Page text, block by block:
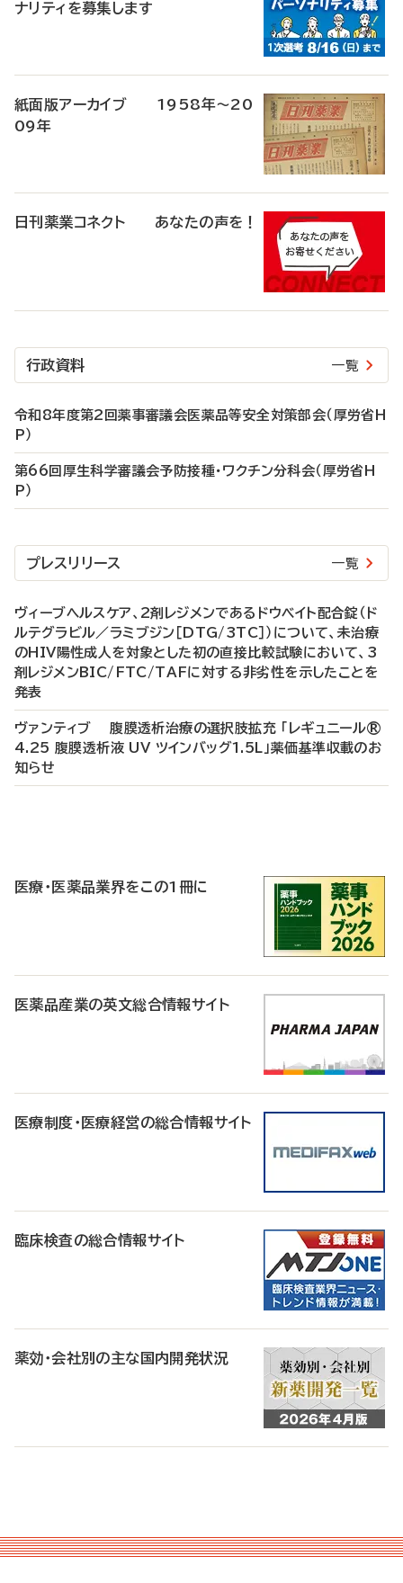
ナリティを募集します
紙面版アーカイブ 1958年～20
09年
日刊薬業コネクト あなたの声を！
行政資料 一覧
令和8年度第2回薬事審議会医薬品等安全対策部会（厚労省H
P）
第66回厚生科学審議会予防接種・ワクチン分科会（厚労省H
P）
プレスリリース 一覧
ヴィーブヘルスケア、2剤レジメンであるドウベイト配合錠（ド
ルテグラビル／ラミブジン［DTG/3TC］）について、未治療
のHIV陽性成人を対象とした初の直接比較試験において、3
剤レジメンBIC/FTC/TAFに対する非劣性を示したことを
発表
ヴァンティブ 腹膜透析治療の選択肢拡充 「レギュニール®
4.25 腹膜透析液 UV ツインバッグ1.5L」薬価基準収載のお
知らせ
医療・医薬品業界をこの1冊に
医薬品産業の英文総合情報サイト
医療制度・医療経営の総合情報サイト
臨床検査の総合情報サイト
薬効・会社別の主な国内開発状況